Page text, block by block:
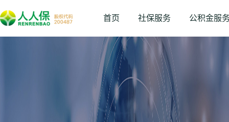
首页 社保服务 公积金服